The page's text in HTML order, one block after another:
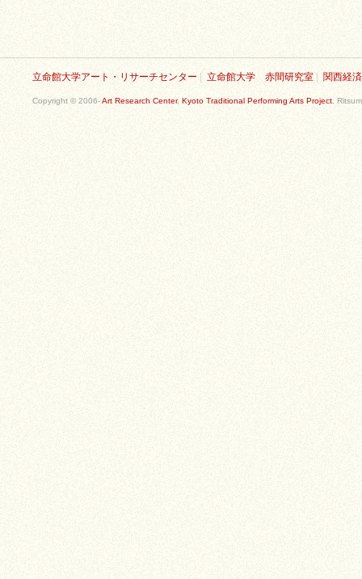
立命館大学アート・リサーチセンター 立命館大学 赤間研究室 関西経
Copyright © 2006-Art Research Center, Kyoto Traditional Performing Arts Project ,